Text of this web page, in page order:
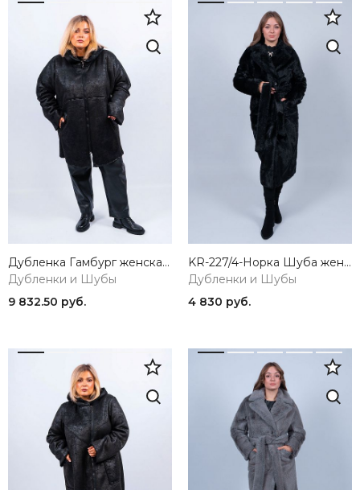
Дубленка Гамбург женская черный ZAR STYLE
Дубленки и Шубы
9 832.50 руб.
KR-227/4-Норка Шуба женская черный Sempati
Дубленки и Шубы
4 830 руб.